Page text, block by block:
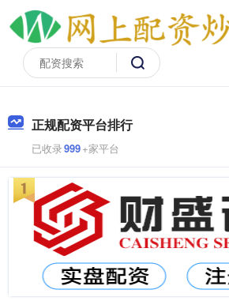
正规配资平台排行
已收录999+家平台